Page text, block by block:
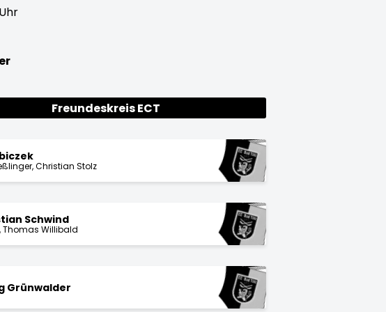
Freundeskreis ECT
Christian Stolz
Schwind
Thomas Willibald
Grünwalder